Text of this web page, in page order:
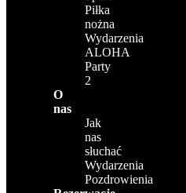
Piłka
nożna
Wydarzenia
ALOHA
Party
2
O
nas
Jak
nas
słuchać
Wydarzenia
Pozdrowienia